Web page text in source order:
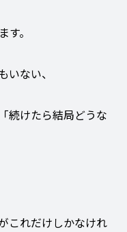
。
ない、
続けたら結局どうな
これだけしかなけれ